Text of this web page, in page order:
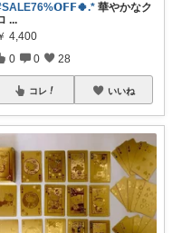
華やかなク
...
4,400
0 0 28
コレ いいね